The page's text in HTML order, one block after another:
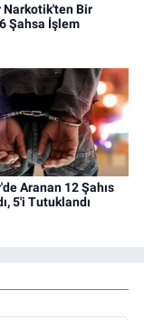
Narkotik'ten Bir
Şahsa İşlem
Aranan 12 Şahıs
5'i Tutuklandı